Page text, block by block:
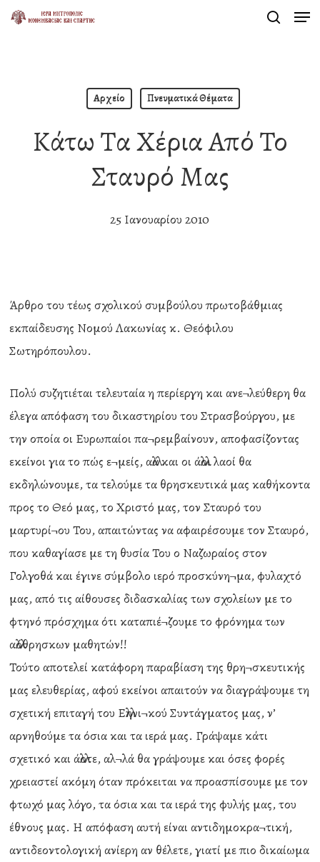
Skip
Αρχείο Πνευματικά Θέματα
Κάτω Τα Χέρια Από Το
Σταυρό Μας
25 Ιανουαρίου 2010
Άρθρο του τέως σχολικού συμβούλου πρωτοβάθμιας
εκπαίδευσης Νομού Λακωνίας κ. Θεόφιλου
Σωτηρόπουλου.
Πολύ συζητιέται τελευταία η περίεργη και ανε¬λεύθερη θα
έλεγα απόφαση του δικαστηρίου του Στρασβούργου, με
την οποία οι Ευρωπαίοι πα¬ρεμβαίνουν, αποφασίζοντας
εκείνοι για το πώς ε¬μείς, αλλά και οι άλλοι λαοί θα
εκδηλώνουμε, τα τελούμε τα θρησκευτικά μας καθήκοντα
προς το Θεό μας, το Χριστό μας, τον Σταυρό του
μαρτυρί¬ου Του, απαιτώντας να αφαιρέσουμε τον Σταυρό,
που καθαγίασε με τη θυσία Του ο Ναζωραίος στον
Γολγοθά και έγινε σύμβολο ιερό προσκύνη¬μα, φυλαχτό
μας, από τις αίθουσες διδασκαλίας των σχολείων με το
φτηνό πρόσχημα ότι καταπιέ¬ζουμε το φρόνημα των
αλλόθρησκων μαθητών!!
Τούτο αποτελεί κατάφορη παραβίαση της θρη¬σκευτικής
μας ελευθερίας, αφού εκείνοι απαιτούν να διαγράψουμε τη
σχετική επιταγή του Ελληνι¬κού Συντάγματος μας, ν’
αρνηθούμε τα όσια και τα ιερά μας. Γράψαμε κάτι
σχετικό και άλλοτε, αλ¬λά θα γράψουμε και όσες φορές
χρειαστεί ακόμη όταν πρόκειται να προασπίσουμε με τον
φτωχό μας λόγο, τα όσια και τα ιερά της φυλής μας, του
έθνους μας. Η απόφαση αυτή είναι αντιδημοκρα¬τική,
αντιδεοντολογική ανίερη αν θέλετε, γιατί με πιο δικαίωμα